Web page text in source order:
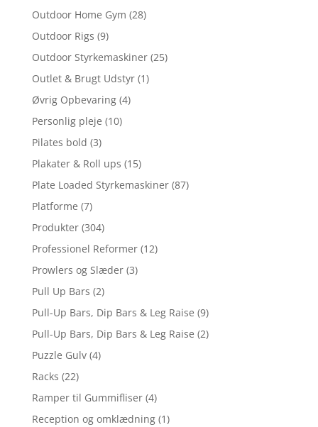
Outdoor Home Gym (28)
Outdoor Rigs (9)
Outdoor Styrkemaskiner (25)
Outlet & Brugt Udstyr (1)
Øvrig Opbevaring (4)
Personlig pleje (10)
Pilates bold (3)
Plakater & Roll ups (15)
Plate Loaded Styrkemaskiner (87)
Platforme (7)
Produkter (304)
Professionel Reformer (12)
Prowlers og Slæder (3)
Pull Up Bars (2)
Pull-Up Bars, Dip Bars & Leg Raise (9)
Pull-Up Bars, Dip Bars & Leg Raise (2)
Puzzle Gulv (4)
Racks (22)
Ramper til Gummifliser (4)
Reception og omklædning (1)